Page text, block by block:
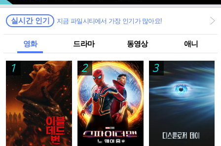
실시간 인기 지금 파일시티에서 가장 인기가 많아요!
영화 드라마 동영상 애니
1 2 3